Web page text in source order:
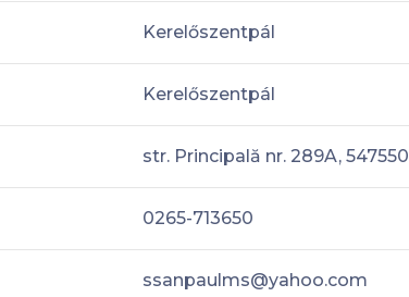
Kerelőszentpál
Kerelőszentpál
str. Principală nr. 289A, 547550
0265-713650
ssanpaulms@yahoo.com